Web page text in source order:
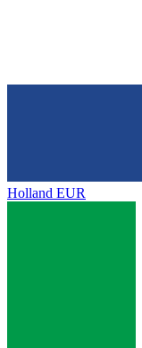
Holland EUR